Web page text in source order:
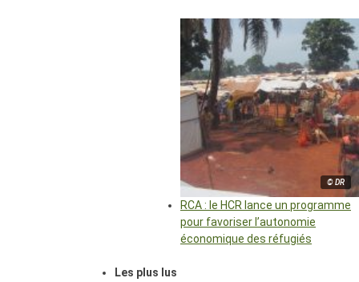
© DR
RCA : le HCR lance un programme
pour favoriser l’autonomie
économique des réfugiés
Les plus lus